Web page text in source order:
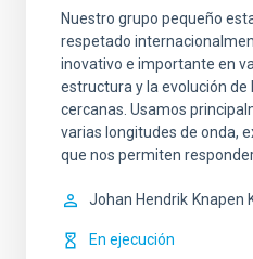
Nuestro grupo pequeño
respetado
inovativo e importante en
estructura y la evolución de
cercanas. Usamos
varias longitudes de onda,
que nos permiten
Johan Hendrik Knapen
En ejecución